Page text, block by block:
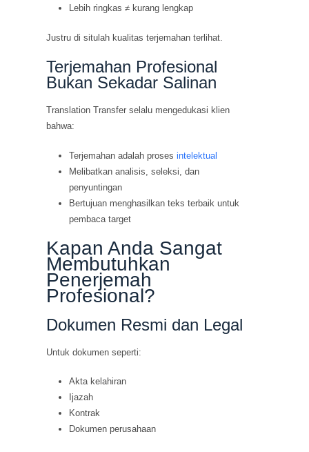
Lebih ringkas ≠ kurang lengkap
Justru di situlah kualitas terjemahan terlihat.
Terjemahan Profesional
Bukan Sekadar Salinan
Translation Transfer selalu mengedukasi klien
bahwa:
Terjemahan adalah proses intelektual
Melibatkan analisis, seleksi, dan
penyuntingan
Bertujuan menghasilkan teks terbaik untuk
pembaca target
Kapan Anda Sangat
Membutuhkan
Penerjemah
Profesional?
Dokumen Resmi dan Legal
Untuk dokumen seperti:
Akta kelahiran
Ijazah
Kontrak
Dokumen perusahaan